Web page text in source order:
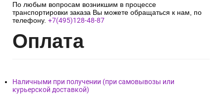
По любым вопросам возникшим в процессе
транспортировки заказа Вы можете обращаться к нам, по
телефону. +7(495)128-48-87
Оплата
Наличными при получении (при самовывозы или
курьерской доставкой)